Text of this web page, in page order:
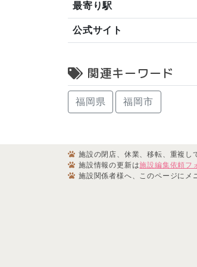
最寄り駅
公式サイト
関連キーワード
福岡県 福岡市
施設の閉店、休業、移転、重複し
施設情報の更新は施設編集依頼フ
施設関係者様へ、このページにメ